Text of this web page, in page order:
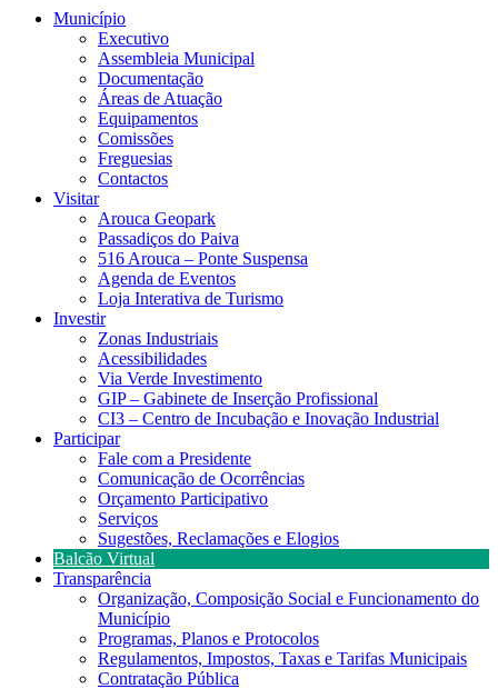
Município
Executivo
Assembleia Municipal
Documentação
Áreas de Atuação
Equipamentos
Comissões
Freguesias
Contactos
Visitar
Arouca Geopark
Passadiços do Paiva
516 Arouca – Ponte Suspensa
Agenda de Eventos
Loja Interativa de Turismo
Investir
Zonas Industriais
Acessibilidades
Via Verde Investimento
GIP – Gabinete de Inserção Profissional
CI3 – Centro de Incubação e Inovação Industrial
Participar
Fale com a Presidente
Comunicação de Ocorrências
Orçamento Participativo
Serviços
Sugestões, Reclamações e Elogios
Balcão Virtual
Transparência
Organização, Composição Social e Funcionamento do
Município
Programas, Planos e Protocolos
Regulamentos, Impostos, Taxas e Tarifas Municipais
Contratação Pública